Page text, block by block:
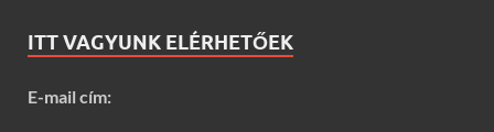
ITT VAGYUNK ELÉRHETŐEK
E-mail cím: